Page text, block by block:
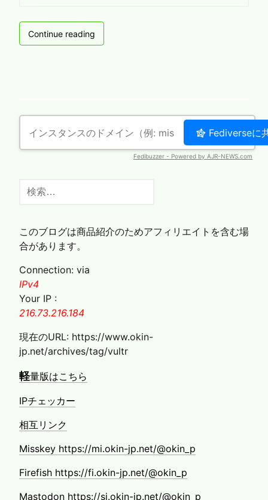
Continue reading
High
索:
このブログは商品紹介のためアフィリエイトを含む場
合があります。
Connection: via
IPv4
Your IP :
216.73.216.184
現在のURL: https://www.okin-
jp.net/archives/tag/vultr
軽量版はこちら
IPチェッカー
相互リンク
Misskey https://mi.okin-jp.net/@okin_p
Firefish https://fi.okin-jp.net/@okin_p
Mastodon https://si.okin-jp.net/@okin_p